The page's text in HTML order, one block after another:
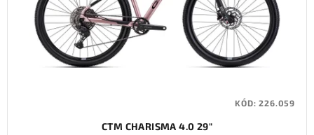
CTM CHARISMA 4.0 29"
KÓD:226.059